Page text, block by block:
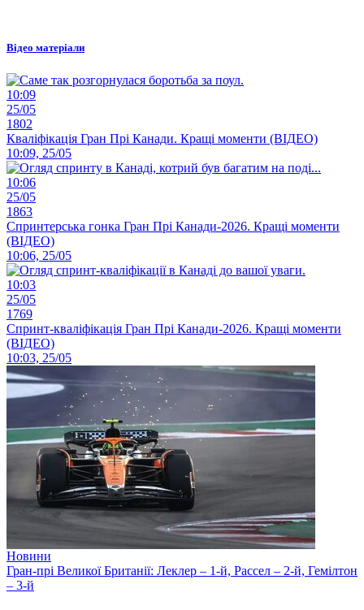
Відео матеріали
10:09
25/05
1802
Кваліфікація Гран Прі Канади. Кращі моменти (ВІДЕО)
10:09, 25/05
10:06
25/05
1863
Спринтерська гонка Гран Прі Канади-2026. Кращі моменти
(ВІДЕО)
10:06, 25/05
10:03
25/05
1769
Спринт-кваліфікація Гран Прі Канади-2026. Кращі моменти
(ВІДЕО)
10:03, 25/05
Новини
Гран-прі Великої Британії: Леклер – 1-й, Рассел – 2-й, Гемілтон
– 3-й